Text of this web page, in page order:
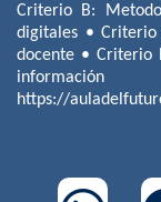
Criterio B:
digitales •
docente • Criterio
https://